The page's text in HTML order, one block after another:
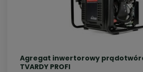
Agregat inwertorowy
TVARDY PROFI